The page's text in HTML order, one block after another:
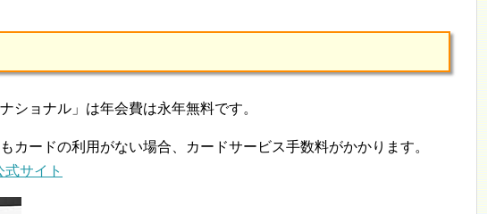
ショナル」は年会費は永年無料です。
カードの利用がない場合、カードサービス手数料がかかります。
サイト